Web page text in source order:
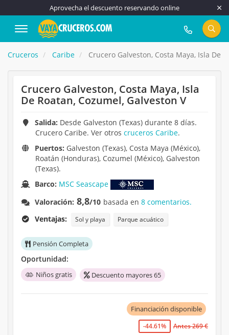
Aprovecha el descuento reservando online
917 815 555
Cruceros Caribe Crucero Galveston, Costa Maya, Isla De
Crucero Galveston, Costa Maya, Isla
De Roatan, Cozumel, Galveston V
Salida: Desde Galveston (Texas) durante 8 días.
Crucero Caribe. Ver otros cruceros Caribe.
Puertos: Galveston (Texas), Costa Maya (México),
Roatán (Honduras), Cozumel (México), Galveston
(Texas).
Barco: MSC Seascape
Valoración: 8,8/10 basada en8 comentarios.
Ventajas:
Sol y playa Parque acuático
Pensión Completa
Oportunidad:
Niños gratis Descuento mayores 65
Financiación disponible
-44.61% Antes 269 €